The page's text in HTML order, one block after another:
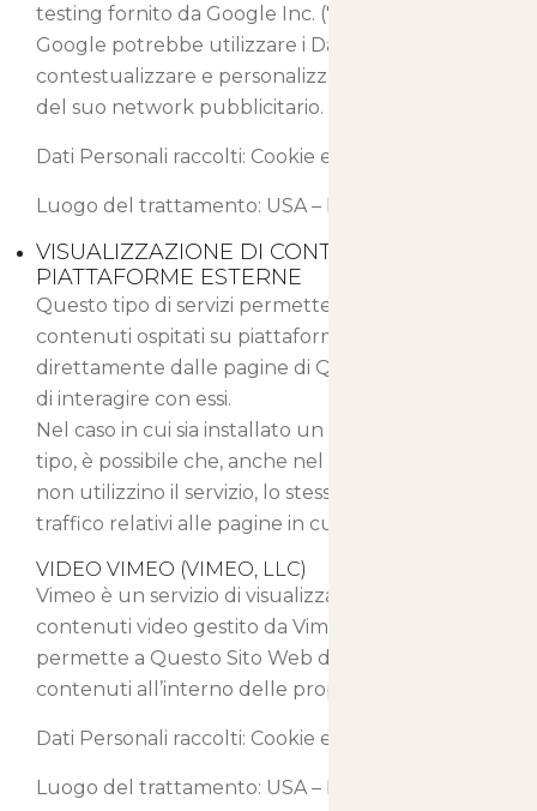
testing fornito da Google Inc. ("Google").
Google potrebbe utilizzare i Dati Personali per
contestualizzare e personalizzare gli annunci
del suo network pubblicitario.
Dati Personali raccolti: Cookie e Dati di Utilizzo.
Luogo del trattamento: USA – Privacy Policy
VISUALIZZAZIONE DI CONTENUTI DA
PIATTAFORME ESTERNE
Questo tipo di servizi permette di visualizzare
contenuti ospitati su piattaforme esterne
direttamente dalle pagine di Questo Sito Web e
di interagire con essi.
Nel caso in cui sia installato un servizio di questo
tipo, è possibile che, anche nel caso gli Utenti
non utilizzino il servizio, lo stesso raccolga dati di
traffico relativi alle pagine in cui è installato.
VIDEO VIMEO (VIMEO, LLC)
Vimeo è un servizio di visualizzazione di
contenuti video gestito da Vimeo, LLC che
permette a Questo Sito Web di integrare tali
contenuti all’interno delle proprie pagine.
Dati Personali raccolti: Cookie e Dati di Utilizzo.
Luogo del trattamento: USA – Privacy Policy